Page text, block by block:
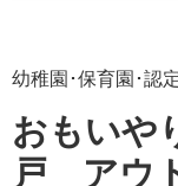
幼稚園･保育園･認
おもいや
戸 アウ